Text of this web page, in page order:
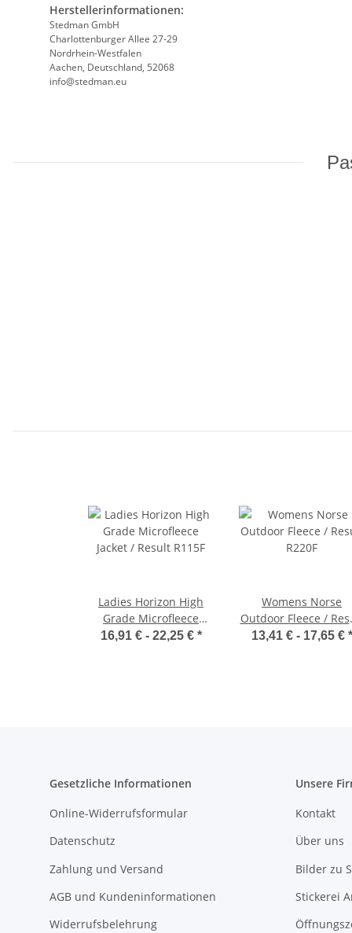
Herstellerinformationen:
Stedman GmbH
Charlottenburger Allee 27-29
Nordrhein-Westfalen
Aachen, Deutschland, 52068
info@stedman.eu
Ladies Horizon High
Grade Microfleece
Jacket / Result R115F
16,91 € - 22,25 € *
Womens Norse
Outdoor Fleece /
R220F
13,41 € - 17,65 € *
Gesetzliche Informationen
Online-Widerrufsformular
Datenschutz
Zahlung und Versand
AGB und Kundeninformationen
Widerrufsbelehrung
Unsere
Kontakt
Über uns
Bilder zu
Stickerei